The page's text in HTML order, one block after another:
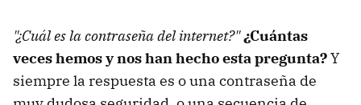
"¿Cuál es la contraseña del internet?"¿Cuántas
veces hemos y nos han hecho esta pregunta?Y
siempre la respuesta es o una contraseña de